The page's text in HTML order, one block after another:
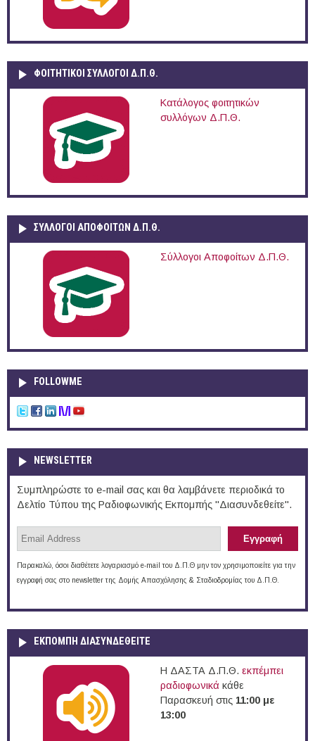
ΦΟΙΤΗΤΙΚΟΙ ΣΥΛΛΟΓΟΙ Δ.Π.Θ.
Κατάλογος φοιτητικών
συλλόγων Δ.Π.Θ.
ΣΥΛΛΟΓΟΙ ΑΠΟΦΟΙΤΩΝ Δ.Π.Θ.
Σύλλογοι Αποφοίτων Δ.Π.Θ.
FOLLOWME
NEWSLETTER
Συμπληρώστε το e-mail σας και θα λαμβάνετε περιοδικά το
Δελτίο Τύπου της Ραδιοφωνικής Εκπομπής "Διασυνδεθείτε".
Παρακαλώ, όσοι διαθέτετε λογαριασμό e-mail του Δ.Π.Θ μην τον χρησιμοποιείτε για την
εγγραφή σας στο newsletter της Δομής Απασχόλησης & Σταδιοδρομίας του Δ.Π.Θ.
ΕΚΠΟΜΠΉ ΔΙΑΣΥΝΔΕΘΕΊΤΕ
Η ΔΑΣΤΑ Δ.Π.Θ. εκπέμπει
ραδιοφωνικά κάθε
Παρασκευή στις 11:00 με
13:00